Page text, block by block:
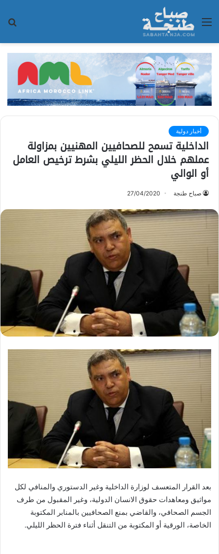
القائمة
أخبار دولية
الداخلية تسمح للصحافيين المهنيين بمزاولة
عملهم خلال الحظر الليلي بشرط ترخيص العامل
أو الوالي
صباح طنجة 27/04/2020
بعد القرار المتعسف لوزارة الداخلية وغير الدستوري والمنافي لكل
مواثيق ومعاهدات حقوق الانسان الدولية، وغير المقبول من طرف
الجسم الصحافي، والقاضي بمنع الصحافيين بالمنابر المكتوبة
الخاصة، الورقية أو المكتوبة من التنقل أثناء فترة الحظر الليلي.